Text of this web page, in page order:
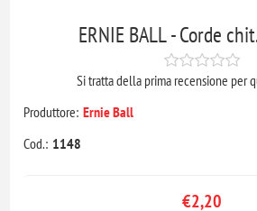
ERNIE BALL - Corde
Si tratta della prima recensione per
Produttore: Ernie Ball
Cod.: 1148
€2,20